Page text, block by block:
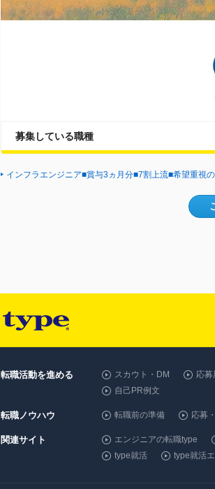
募集している職種
インフラエンジニア■賞与3ヵ月分■7割上流■希望重視
転職活動を進める スカウト・DM 応
自己PR例文
転職ノウハウ 転職前の準備 応募
関連サイト エンジニアの転職type
type就活
type就活